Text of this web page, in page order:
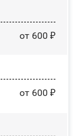
от 600 ₽
от 600 ₽